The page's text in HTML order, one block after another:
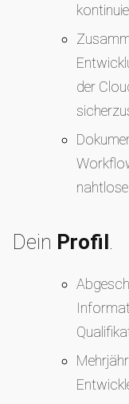
der
Dein Profil.